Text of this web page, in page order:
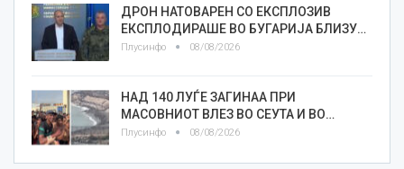
ДРОН НАТОВАРЕН СО ЕКСПЛОЗИВ
ЕКСПЛОДИРАШЕ ВО БУГАРИЈА БЛИЗУ…
Плусинфо 08/08/2026
НАД 140 ЛУЃЕ ЗАГИНАА ПРИ
МАСОВНИОТ ВЛЕЗ ВО СЕУТА И ВО…
Плусинфо 08/08/2026